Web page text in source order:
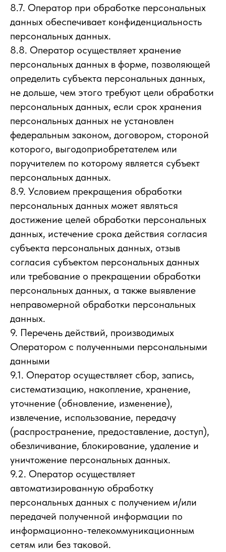
8.7. Оператор при обработке персональных
данных обеспечивает конфиденциальность
персональных данных.
8.8. Оператор осуществляет хранение
персональных данных в форме, позволяющей
определить субъекта персональных данных,
не дольше, чем этого требуют цели обработки
персональных данных, если срок хранения
персональных данных не установлен
федеральным законом, договором, стороной
которого, выгодоприобретателем или
поручителем по которому является субъект
персональных данных.
8.9. Условием прекращения обработки
персональных данных может являться
достижение целей обработки персональных
данных, истечение срока действия согласия
субъекта персональных данных, отзыв
согласия субъектом персональных данных
или требование о прекращении обработки
персональных данных, а также выявление
неправомерной обработки персональных
данных.
9. Перечень действий, производимых
Оператором с полученными персональными
данными
9.1. Оператор осуществляет сбор, запись,
систематизацию, накопление, хранение,
уточнение (обновление, изменение),
извлечение, использование, передачу
(распространение, предоставление, доступ),
обезличивание, блокирование, удаление и
уничтожение персональных данных.
9.2. Оператор осуществляет
автоматизированную обработку
персональных данных с получением и/или
передачей полученной информации по
информационно-телекоммуникационным
сетям или без таковой.